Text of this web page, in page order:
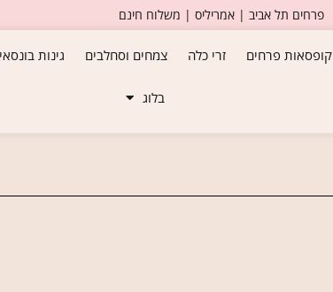
פרחים תל אביב | אמריליס | משלוח חינם
קופסאות פרחים זרי כלה צמחים וסחלבים גינות
בלוג